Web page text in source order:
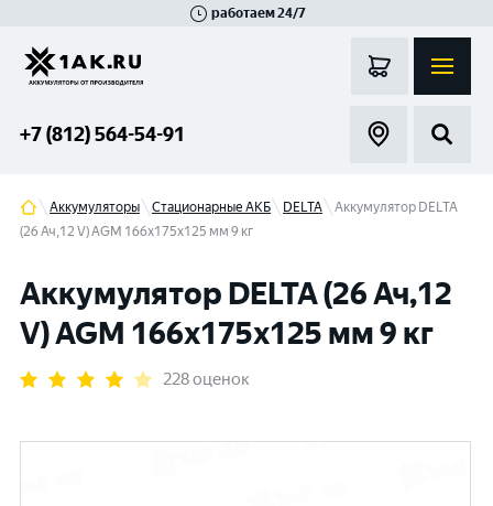
работаем 24/7
+7 (812) 564-54-91
Аккумуляторы Стационарные АКБ DELTA
Аккумулятор DELTA
(26 Ач,12 V) AGM 166x175x125 мм 9 кг
Аккумулятор DELTA (26 Ач,12
V) AGM 166x175x125 мм 9 кг
228 оценок
Гатчина